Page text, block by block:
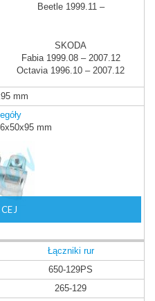
Beetle 1999.11 –
SKODA
Fabia 1999.08 – 2007.12
Octavia 1996.10 – 2007.12
mm
mm
Łączniki rur
650-129PS
265-129